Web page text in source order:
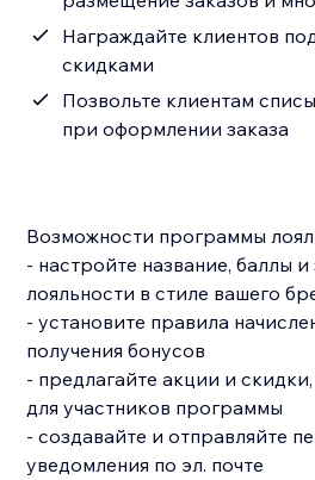
Награждайте клиентов
скидками
Позвольте клиентам
при оформлении заказа
Возможности программы
- настройте название, баллы
лояльности в стиле вашего
- установите правила
получения бонусов
- предлагайте акции и
для участников программы
- создавайте и отправляйте
уведомления по эл. почте